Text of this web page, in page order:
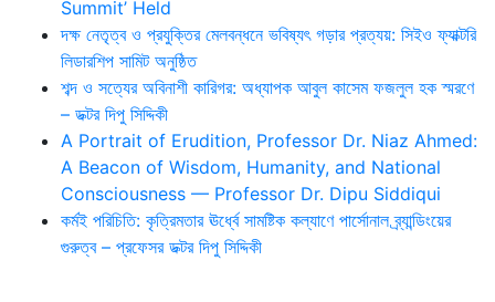
Summit’ Held
দক্ষ নেতৃত্ব ও প্রযুক্তির মেলবন্ধনে ভবিষ্যৎ গড়ার প্রত্যয়: সিইও ফ্যাক্টরি
লিডারশিপ সামিট অনুষ্ঠিত
শব্দ ও সত্যের অবিনাশী কারিগর: অধ্যাপক আবুল কাসেম ফজলুল হক স্মরণে
– ডক্টর দিপু সিদ্দিকী
A Portrait of Erudition, Professor Dr. Niaz Ahmed:
A Beacon of Wisdom, Humanity, and National
Consciousness — Professor Dr. Dipu Siddiqui
কর্মই পরিচিতি: কৃত্রিমতার ঊর্ধ্বে সামষ্টিক কল্যাণে পার্সোনাল ব্র্যান্ডিংয়ের
গুরুত্ব – প্রফেসর ডক্টর দিপু সিদ্দিকী